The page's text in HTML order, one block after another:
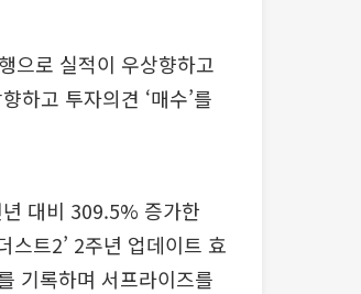
으로 실적이 우상향하고
하고 투자의견 ‘매수’를
대비 309.5% 증가한
스트2’ 2주년 업데이트 효
기록하며 서프라이즈를